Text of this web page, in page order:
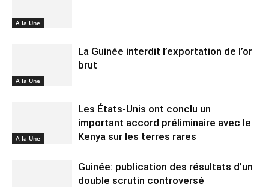
A la Une
A la Une
La Guinée interdit l’exportation de l’or
brut
A la Une
Les États-Unis ont conclu un
important accord préliminaire avec le
Kenya sur les terres rares
Guinée: publication des résultats d’un
double scrutin controversé